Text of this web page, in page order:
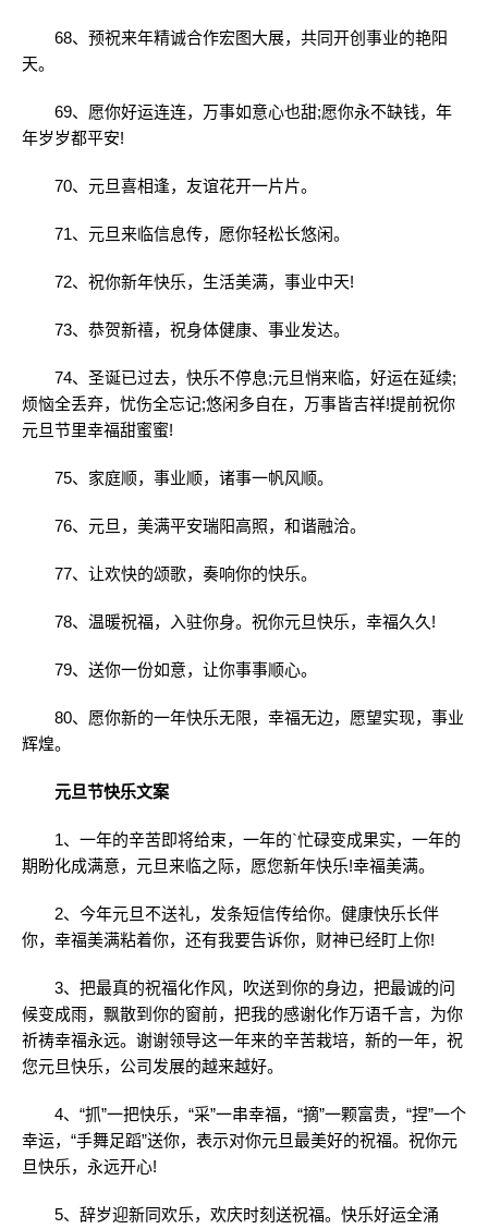
68、预祝来年精诚合作宏图大展，共同开创事业的艳阳
天。
69、愿你好运连连，万事如意心也甜;愿你永不缺钱，年
年岁岁都平安!
70、元旦喜相逢，友谊花开一片片。
71、元旦来临信息传，愿你轻松长悠闲。
72、祝你新年快乐，生活美满，事业中天!
73、恭贺新禧，祝身体健康、事业发达。
74、圣诞已过去，快乐不停息;元旦悄来临，好运在延续;
烦恼全丢弃，忧伤全忘记;悠闲多自在，万事皆吉祥!提前祝你
元旦节里幸福甜蜜蜜!
75、家庭顺，事业顺，诸事一帆风顺。
76、元旦，美满平安瑞阳高照，和谐融洽。
77、让欢快的颂歌，奏响你的快乐。
78、温暖祝福，入驻你身。祝你元旦快乐，幸福久久!
79、送你一份如意，让你事事顺心。
80、愿你新的一年快乐无限，幸福无边，愿望实现，事业
辉煌。
元旦节快乐文案
1、一年的辛苦即将给束，一年的`忙碌变成果实，一年的
期盼化成满意，元旦来临之际，愿您新年快乐!幸福美满。
2、今年元旦不送礼，发条短信传给你。健康快乐长伴
你，幸福美满粘着你，还有我要告诉你，财神已经盯上你!
3、把最真的祝福化作风，吹送到你的身边，把最诚的问
候变成雨，飘散到你的窗前，把我的感谢化作万语千言，为你
祈祷幸福永远。谢谢领导这一年来的辛苦栽培，新的一年，祝
您元旦快乐，公司发展的越来越好。
4、“抓”一把快乐，“采”一串幸福，“摘”一颗富贵，“捏”一个
幸运，“手舞足蹈”送你，表示对你元旦最美好的祝福。祝你元
旦快乐，永远开心!
5、辞岁迎新同欢乐，欢庆时刻送祝福。快乐好运全涌